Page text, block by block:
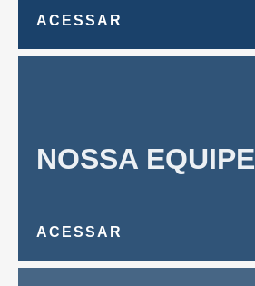
ACESSAR
NOSSA EQUIPE
ACESSAR